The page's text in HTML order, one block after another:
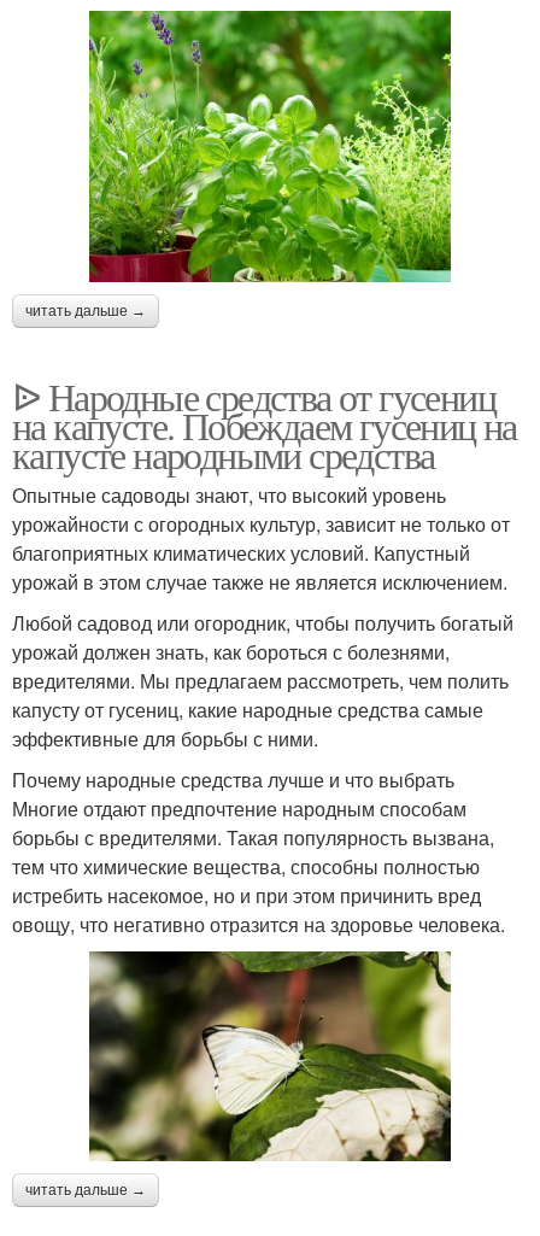
читать дальше →
ᐉ Народные средства от гусениц
на капусте. Побеждаем гусениц на
капусте народными средства
Опытные садоводы знают, что высокий уровень
урожайности с огородных культур, зависит не только от
благоприятных климатических условий. Капустный
урожай в этом случае также не является исключением.
Любой садовод или огородник, чтобы получить богатый
урожай должен знать, как бороться с болезнями,
вредителями. Мы предлагаем рассмотреть, чем полить
капусту от гусениц, какие народные средства самые
эффективные для борьбы с ними.
Почему народные средства лучше и что выбрать
Многие отдают предпочтение народным способам
борьбы с вредителями. Такая популярность вызвана,
тем что химические вещества, способны полностью
истребить насекомое, но и при этом причинить вред
овощу, что негативно отразится на здоровье человека.
читать дальше →